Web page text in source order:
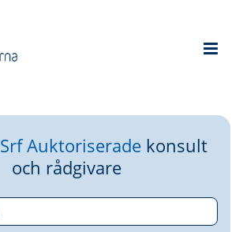
Srf Auktoriserade konsult
och rådgivare